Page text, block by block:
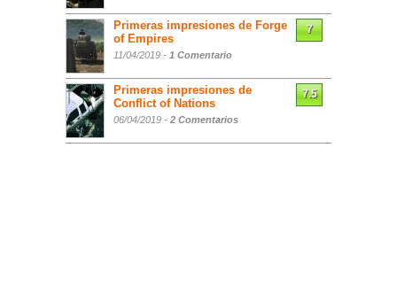
Primeras impresiones de Forge
of Empires
11/04/2019 - 1 Comentario
7
Primeras impresiones de
Conflict of Nations
06/04/2019 - 2 Comentarios
7.5